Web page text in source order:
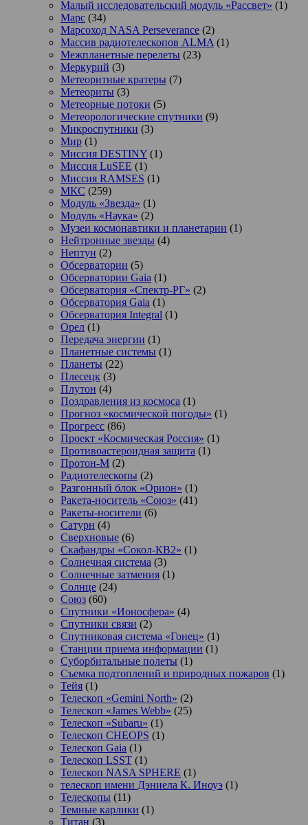
Малый исследовательский модуль «Рассвет» (1)
Марс (34)
Марсоход NASA Perseverance (2)
Массив радиотелескопов ALMA (1)
Межпланетные перелеты (23)
Меркурий (3)
Метеоритные кратеры (7)
Метеориты (3)
Метеорные потоки (5)
Метеорологические спутники (9)
Микроспутники (3)
Мир (1)
Миссия DESTINY (1)
Миссия LuSEE (1)
Миссия RAMSES (1)
МКС (259)
Модуль «Звезда» (1)
Модуль «Наука» (2)
Музеи космонавтики и планетарии (1)
Нейтронные звезды (4)
Нептун (2)
Обсерватории (5)
Обсерватории Gaia (1)
Обсерватория «Спектр-РГ» (2)
Обсерватория Gaia (1)
Обсерватория Integral (1)
Орел (1)
Передача энергии (1)
Планетные системы (1)
Планеты (22)
Плесецк (3)
Плутон (4)
Поздравления из космоса (1)
Прогноз «космической погоды» (1)
Прогресс (86)
Проект «Космическая Россия» (1)
Противоастероидная защита (1)
Протон-М (2)
Радиотелескопы (2)
Разгонный блок «Орион» (1)
Ракета-носитель «Союз» (41)
Ракеты-носители (6)
Сатурн (4)
Сверхновые (6)
Скафандры «Сокол-КВ2» (1)
Солнечная система (3)
Солнечные затмения (1)
Солнце (24)
Союз (60)
Спутники «Ионосфера» (4)
Спутники связи (2)
Спутниковая система «Гонец» (1)
Станции приема информации (1)
Суборбитальные полеты (1)
Съемка подтоплений и природных пожаров (1)
Тейя (1)
Телескоп «Gemini North» (2)
Телескоп «James Webb» (25)
Телескоп «Subaru» (1)
Телескоп CHEOPS (1)
Телескоп Gaia (1)
Телескоп LSST (1)
Телескоп NASA SPHERE (1)
телескоп имени Дэниела К. Иноуэ (1)
Телескопы (11)
Темные карлики (1)
Титан (3)